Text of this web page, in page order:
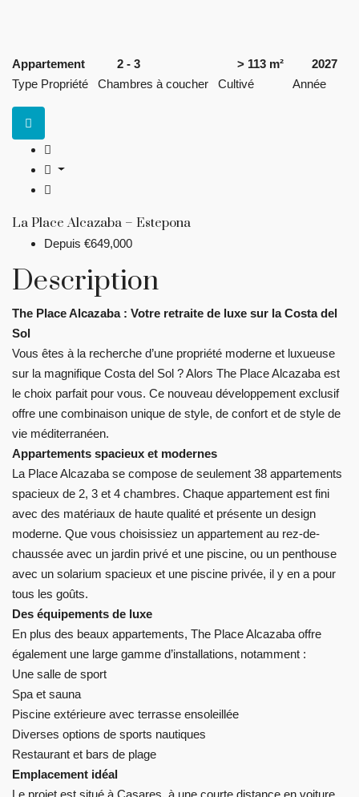
Appartement
Type Propriété
2 - 3
Chambres à coucher
> 113 m²
Cultivé
2027
Année
La Place Alcazaba – Estepona
Depuis €649,000
Description
The Place Alcazaba : Votre retraite de luxe sur la Costa del
Sol
Vous êtes à la recherche d’une propriété moderne et luxueuse
sur la magnifique Costa del Sol ? Alors The Place Alcazaba est
le choix parfait pour vous. Ce nouveau développement exclusif
offre une combinaison unique de style, de confort et de style de
vie méditerranéen.
Appartements spacieux et modernes
La Place Alcazaba se compose de seulement 38 appartements
spacieux de 2, 3 et 4 chambres. Chaque appartement est fini
avec des matériaux de haute qualité et présente un design
moderne. Que vous choisissiez un appartement au rez-de-
chaussée avec un jardin privé et une piscine, ou un penthouse
avec un solarium spacieux et une piscine privée, il y en a pour
tous les goûts.
Des équipements de luxe
En plus des beaux appartements, The Place Alcazaba offre
également une large gamme d’installations, notamment :
Une salle de sport
Spa et sauna
Piscine extérieure avec terrasse ensoleillée
Diverses options de sports nautiques
Restaurant et bars de plage
Emplacement idéal
Le projet est situé à Casares, à une courte distance en voiture